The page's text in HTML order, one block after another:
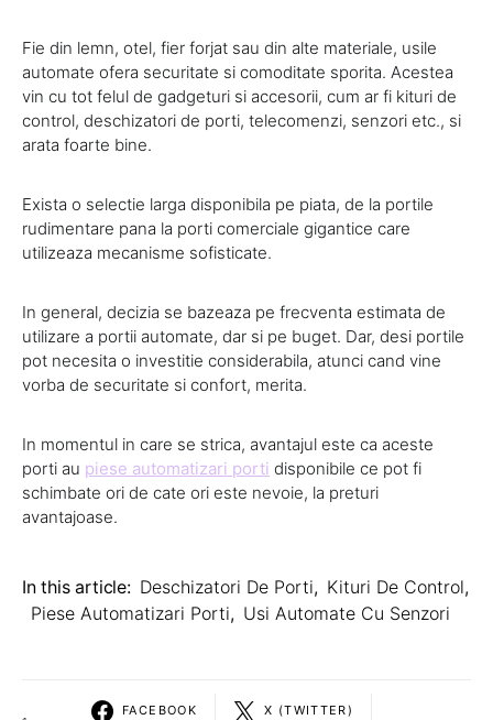
Fie din lemn, otel, fier forjat sau din alte materiale, usile
automate ofera securitate si comoditate sporita. Acestea
vin cu tot felul de gadgeturi si accesorii, cum ar fi kituri de
control, deschizatori de porti, telecomenzi, senzori etc., si
arata foarte bine.
Exista o selectie larga disponibila pe piata, de la portile
rudimentare pana la porti comerciale gigantice care
utilizeaza mecanisme sofisticate.
In general, decizia se bazeaza pe frecventa estimata de
utilizare a portii automate, dar si pe buget. Dar, desi portile
pot necesita o investitie considerabila, atunci cand vine
vorba de securitate si confort, merita.
In momentul in care se strica, avantajul este ca aceste
porti au piese automatizari porti disponibile ce pot fi
schimbate ori de cate ori este nevoie, la preturi
avantajoase.
In this article: Deschizatori De Porti, Kituri De Control,
Piese Automatizari Porti, Usi Automate Cu Senzori
FACEBOOK X (TWITTER)